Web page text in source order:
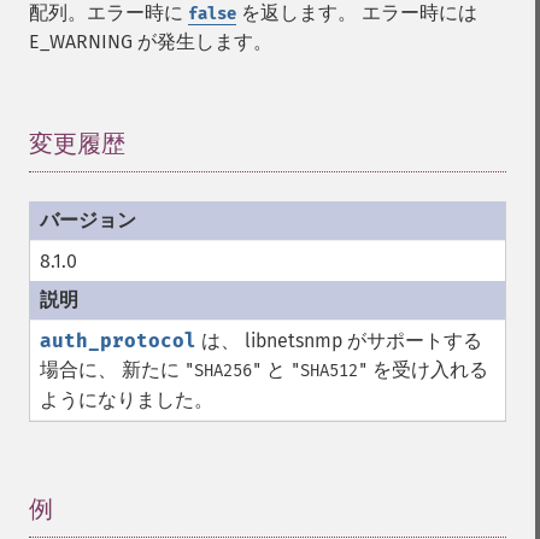
配列。エラー時に false を返します。 エラー時には
E_WARNING が発生します。
変更履歴
8.1.0
auth_protocol は、 libnetsnmp がサポートする
場合に、 新たに "SHA256" と "SHA512" を受け入れる
ようになりました。
例